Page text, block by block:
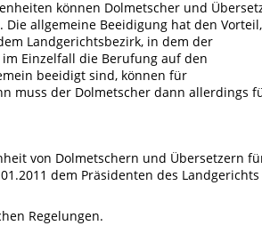
können Dolmetscher und
allgemeine Beeidigung hat den Vorteil,
Landgerichtsbezirk, in dem der
Einzelfall die Berufung auf den
beeidigt sind, können für
muss der Dolmetscher dann allerdings
von Dolmetschern und Übersetzern
dem Präsidenten des Landgerichts
Regelungen.